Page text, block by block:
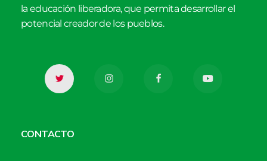
la educación liberadora, que permita desarrollar el
potencial creador de los pueblos.
CONTACTO